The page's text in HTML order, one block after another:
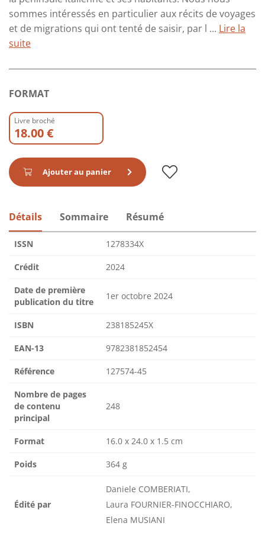
sommes intéressés en particulier aux récits de voyages
et de migrations qui ont tenté de saisir, par l ... Lire la
suite
FORMAT
Livre broché
18.00 €
Ajouter au panier
Détails Sommaire Résumé
ISSN 1278334X
Crédit 2024
Date de première
publication du titre
1er octobre 2024
ISBN 238185245X
EAN-13 9782381852454
Référence 127574-45
Nombre de pages
de contenu
principal
248
Format 16.0 x 24.0 x 1.5 cm
Poids 364 g
Édité par
Daniele COMBERIATI,
Laura FOURNIER-FINOCCHIARO,
Elena MUSIANI